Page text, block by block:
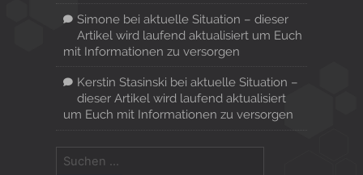
Simonebei aktuelle Situation – dieser
Artikel wird laufend aktualisiert um Euch
mit Informationen zu versorgen
Kerstin Stasinski bei aktuelle Situation –
dieser Artikel wird laufend aktualisiert
um Euch mit Informationen zu versorgen